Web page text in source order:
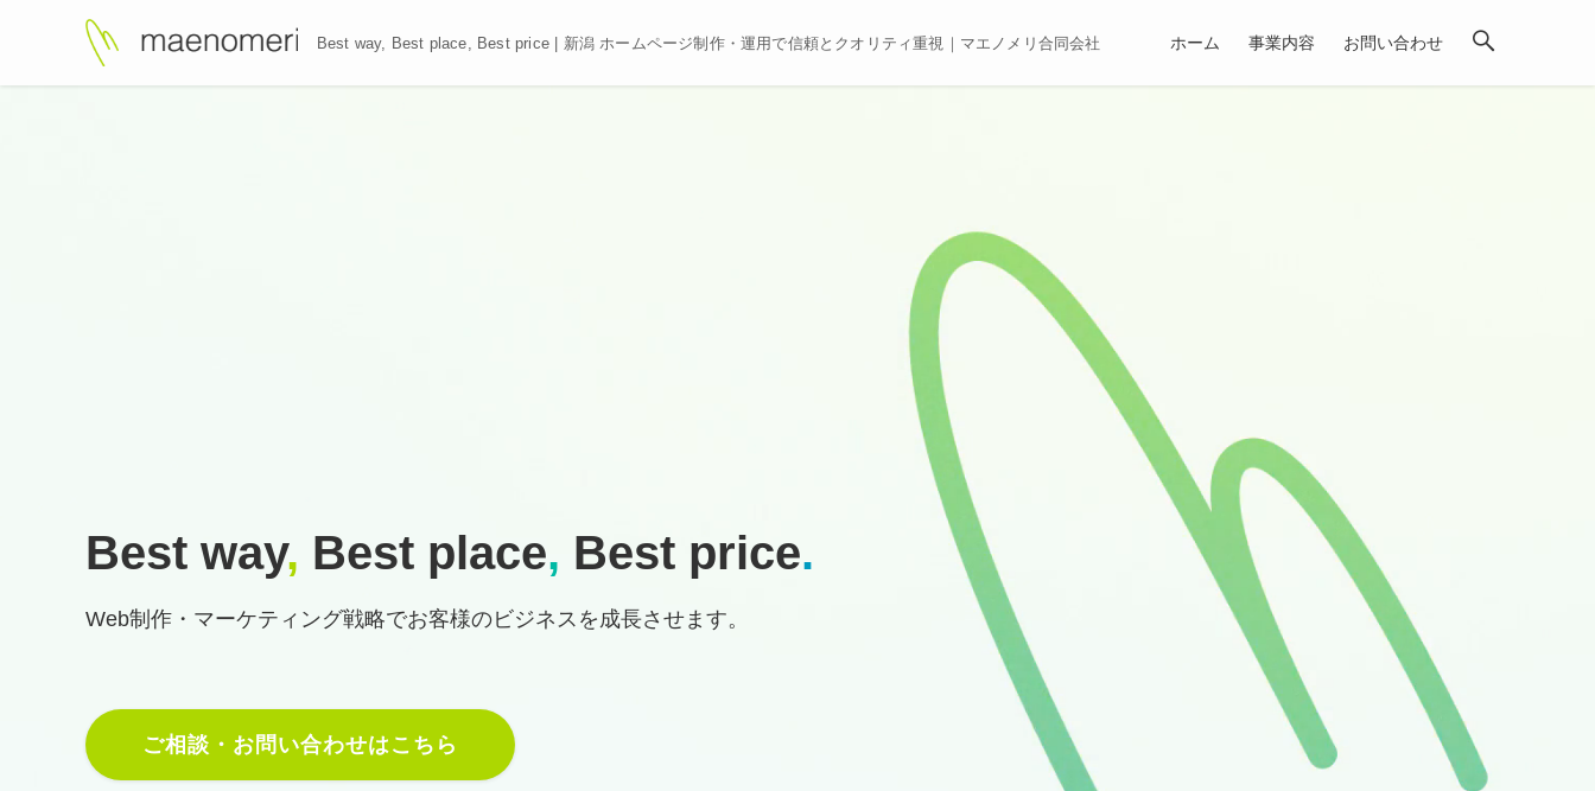
Best way, Best place, Best price | 新潟 ホームページ制作・運用で信頼とクオリティ重視｜マエノメリ合同会社 ホーム 事業内容 お問い合わせ
Best way, Best place, Best price.
Web制作・マーケティング戦略でお客様のビジネスを成長させます。
ご相談・お問い合わせはこちら